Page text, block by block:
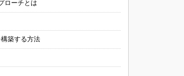
ローチとは
築する方法